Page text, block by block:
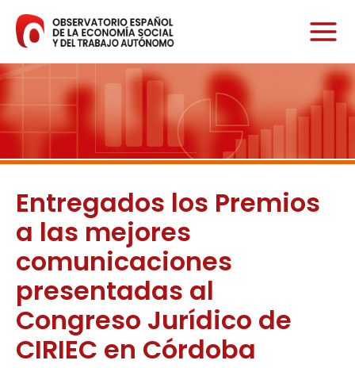
contenido
Entregados los Premios
a las mejores
comunicaciones
presentadas al
Congreso Jurídico de
CIRIEC en Córdoba